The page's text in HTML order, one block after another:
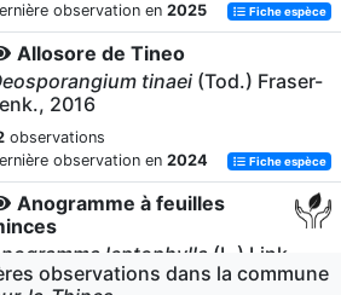
observation en 2025 Fiche espèce
Allosore de Tineo
tinaei (Tod.) Fraser-
2016
observations
observation en 2024 Fiche espèce
Anogramme à feuilles
leptophylla (L.) Link,
observations dans la commune